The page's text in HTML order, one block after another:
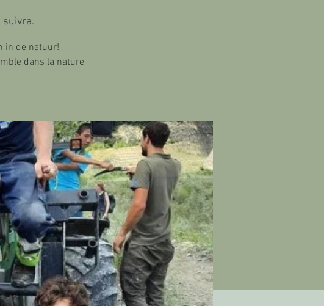
suivra.
in de natuur!
dans la nature